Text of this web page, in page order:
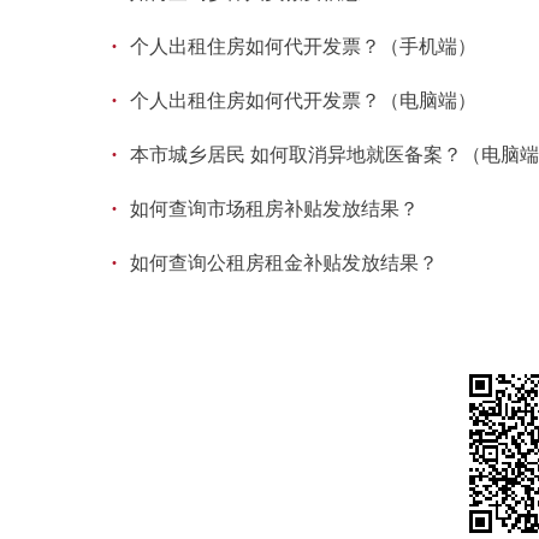
· 个人出租住房如何代开发票？（手机端）
· 个人出租住房如何代开发票？（电脑端）
· 本市城乡居民 如何取消异地就医备案？（电脑
· 如何查询市场租房补贴发放结果？
· 如何查询公租房租金补贴发放结果？